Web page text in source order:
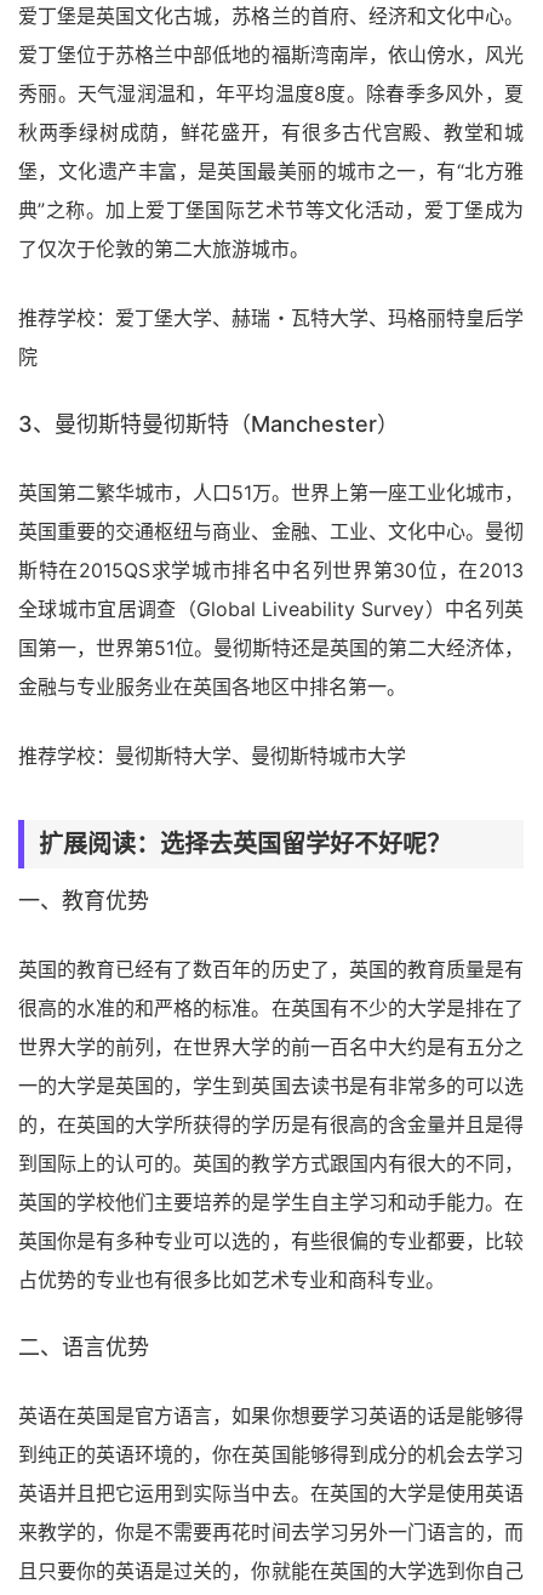
爱丁堡是英国文化古城，苏格兰的首府、经济和文化中心。
爱丁堡位于苏格兰中部低地的福斯湾南岸，依山傍水，风光
秀丽。天气湿润温和，年平均温度8度。除春季多风外，夏
秋两季绿树成荫，鲜花盛开，有很多古代宫殿、教堂和城
堡，文化遗产丰富，是英国最美丽的城市之一，有“北方雅
典”之称。加上爱丁堡国际艺术节等文化活动，爱丁堡成为
了仅次于伦敦的第二大旅游城市。
推荐学校：爱丁堡大学、赫瑞・瓦特大学、玛格丽特皇后学
院
3、曼彻斯特曼彻斯特（Manchester）
英国第二繁华城市，人口51万。世界上第一座工业化城市，
英国重要的交通枢纽与商业、金融、工业、文化中心。曼彻
斯特在2015QS求学城市排名中名列世界第30位，在2013
全球城市宜居调查（Global Liveability Survey）中名列英
国第一，世界第51位。曼彻斯特还是英国的第二大经济体，
金融与专业服务业在英国各地区中排名第一。
推荐学校：曼彻斯特大学、曼彻斯特城市大学
扩展阅读：选择去英国留学好不好呢？
一、教育优势
英国的教育已经有了数百年的历史了，英国的教育质量是有
很高的水准的和严格的标准。在英国有不少的大学是排在了
世界大学的前列，在世界大学的前一百名中大约是有五分之
一的大学是英国的，学生到英国去读书是有非常多的可以选
的，在英国的大学所获得的学历是有很高的含金量并且是得
到国际上的认可的。英国的教学方式跟国内有很大的不同，
英国的学校他们主要培养的是学生自主学习和动手能力。在
英国你是有多种专业可以选的，有些很偏的专业都要，比较
占优势的专业也有很多比如艺术专业和商科专业。
二、语言优势
英语在英国是官方语言，如果你想要学习英语的话是能够得
到纯正的英语环境的，你在英国能够得到成分的机会去学习
英语并且把它运用到实际当中去。在英国的大学是使用英语
来教学的，你是不需要再花时间去学习另外一门语言的，而
且只要你的英语是过关的，你就能在英国的大学选到你自己